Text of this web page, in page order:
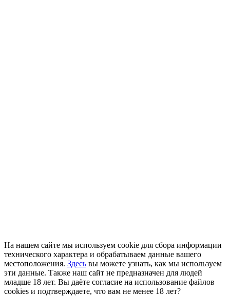
На нашем сайте мы используем cookie для сбора информации
технического характера и обрабатываем данные вашего
местоположения. Здесь вы можете узнать, как мы используем
эти данные. Также наш сайт не предназначен для людей
младше 18 лет. Вы даёте согласие на использование файлов
cookies и подтверждаете, что вам не менее 18 лет?